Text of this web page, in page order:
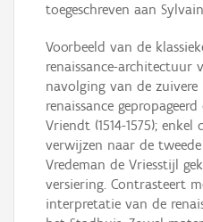
toegeschreven aan
Voorbeeld van de
renaissance-architectuur
navolging van de zuivere
renaissance
Vriendt (1514-1575);
verwijzen naar de
Vredeman de Vriesstijl
versiering. Contrasteert
interpretatie van de